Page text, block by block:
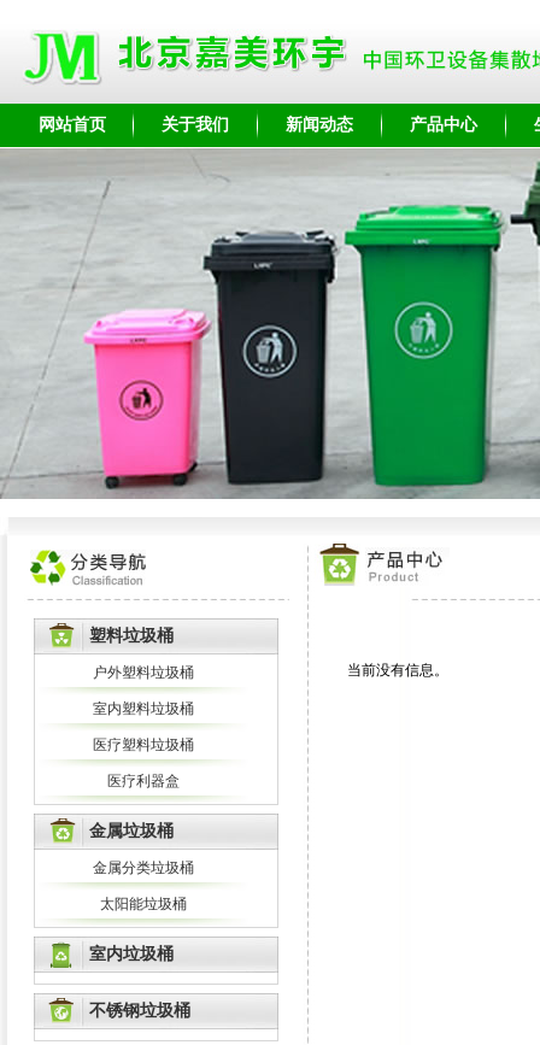
网站首页 关于我们 新闻动态 产品中心
塑料垃圾桶
户外塑料垃圾桶
室内塑料垃圾桶
医疗塑料垃圾桶
医疗利器盒
金属垃圾桶
金属分类垃圾桶
太阳能垃圾桶
室内垃圾桶
不锈钢垃圾桶
当前没有信息。